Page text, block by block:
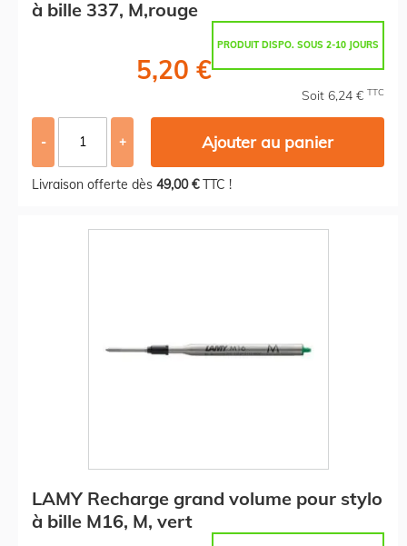
à bille 337, M,rouge
PRODUIT DISPO. SOUS 2-10 JOURS
5,20 €
Soit 6,24 € TTC
- + Ajouter au panier
Livraison offerte dès 49,00 €TTC !
LAMY Recharge grand volume pour stylo
à bille M16, M, vert